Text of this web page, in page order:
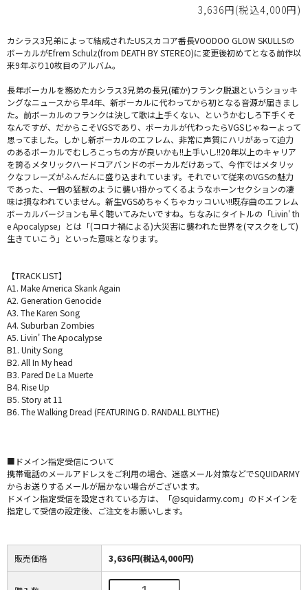
3,636円(税込4,000円)
カシラス3兄弟によって結成されたUSスカコア番長VOODOO GLOW SKULLSの
ボーカルがEfrem Schulz(from DEATH BY STEREO)に変更後初めてとなる前作以
来9年ぶり10枚目のアルバム。
長年ボーカルを務めたカシラス3兄弟の長兄(確か)フランク脱退というショッキ
ングなニュースから早4年、新ボーカルに代わってから初となる音源が届きまし
た。前ボーカルのフランクは決して歌は上手くない、というかむしろ下手くそ
なんですが、だからこそVGSであり、ボーカルが代わったらVGSじゃねーよって
思ってました。しかし新ボーカルのエフレム、非常に声質にハリがあって迫力
のあるボーカルでむしろこっちの方が良いかも!!上手いし!!20年以上のキャリア
を誇るメタリックハードコアバンドのボーカルだけあって、今作ではメタリッ
クなフレーズがふんだんに盛り込まれています。それでいて従来のVGSの魅力
であった、一個の猛獣のように襲い掛かってくるようなホーンセクションの凄
味は損なわれていません。新生VGSめちゃくちゃカッコいい!!既存曲のエフレム
ボーカルバージョンも早く聴いてみたいですね。ちなみにタイトルの「Livin' th
e Apocalypse」とは「(コロナ禍による)大災害に襲われた世界を(マスクをして)
生きていこう」といった意味となります。
【TRACK LIST】
A1. Make America Skank Again
A2. Generation Genocide
A3. The Karen Song
A4. Suburban Zombies
A5. Livin' The Apocalypse
B1. Unity Song
B2. All In My head
B3. Pared De La Muerte
B4. Rise Up
B5. Story at 11
B6. The Walking Dread (FEATURING D. RANDALL BLYTHE)
■ドメイン指定受信について
携帯電話のメールアドレスをご利用の場合、迷惑メール対策などでSQUIDARMY
からお送りするメールが届かない場合がございます。
ドメイン指定受信を設定されている方は、「@squidarmy.com」のドメインを
指定して受信の設定後、ご注文をお願いします。
販売価格 3,636円(税込4,000円)